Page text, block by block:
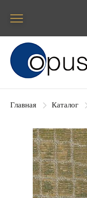
Блок поиска
Главная Каталог